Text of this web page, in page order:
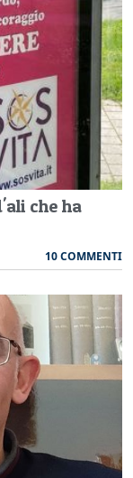
che ha
10 COMMENTI